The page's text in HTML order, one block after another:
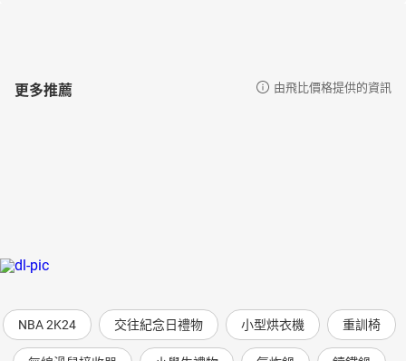
更多推薦 由飛比價格提供的資訊
NBA 2K24 交往紀念日禮物 小型烘衣機 重訓椅